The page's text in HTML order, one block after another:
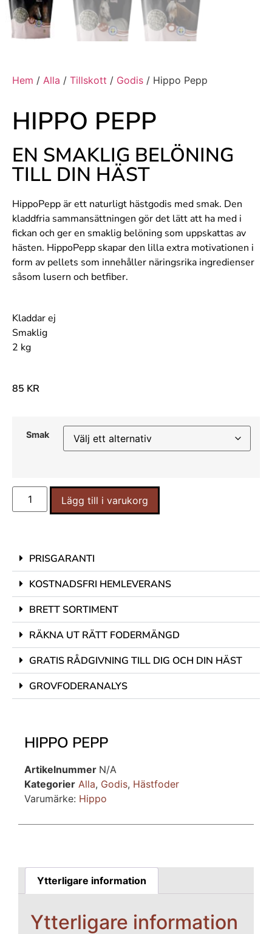
Hem / Alla / Tillskott / Godis / Hippo Pepp
HIPPO PEPP
EN SMAKLIG BELÖNING
TILL DIN HÄST
HippoPepp är ett naturligt hästgodis med smak. Den
kladdfria sammansättningen gör det lätt att ha med i
fickan och ger en smaklig belöning som uppskattas av
hästen. HippoPepp skapar den lilla extra motivationen i
form av pellets som innehåller näringsrika ingredienser
såsom lusern och betfiber.
Kladdar ej
Smaklig
2 kg
85 KR
Smak
Lägg till i varukorg
PRISGARANTI
KOSTNADSFRI HEMLEVERANS
BRETT SORTIMENT
RÄKNA UT RÄTT FODERMÄNGD
GRATIS RÅDGIVNING TILL DIG OCH DIN HÄST
GROVFODERANALYS
HIPPO PEPP
Artikelnummer N/A
Kategorier Alla, Godis, Hästfoder
Varumärke: Hippo
Ytterligare information
Ytterligare information